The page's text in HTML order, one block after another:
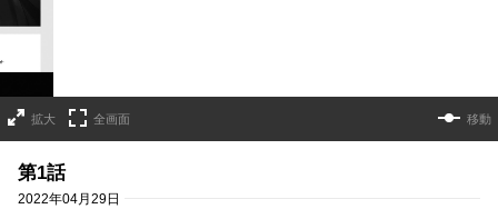
拡大 全画面 移動
第1話
2022年04月29日